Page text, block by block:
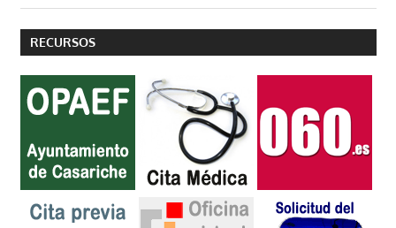
entradas
siguiente:
RECURSOS